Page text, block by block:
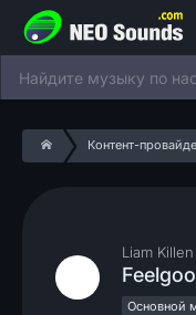
Контент-
Liam Killen
Основной